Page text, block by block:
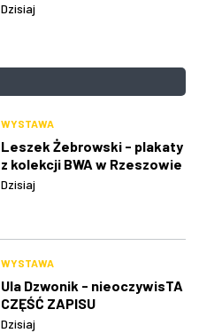
Dzisiaj
WYSTAWA
Leszek Żebrowski - plakaty
z kolekcji BWA w Rzeszowie
Dzisiaj
WYSTAWA
Ula Dzwonik - nieoczywisTA
CZĘŚĆ ZAPISU
Dzisiaj